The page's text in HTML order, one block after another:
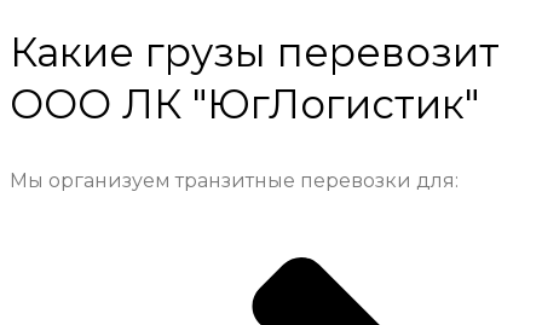
Какие грузы перевозит
ООО ЛК "ЮгЛогистик"
Мы организуем транзитные перевозки для: